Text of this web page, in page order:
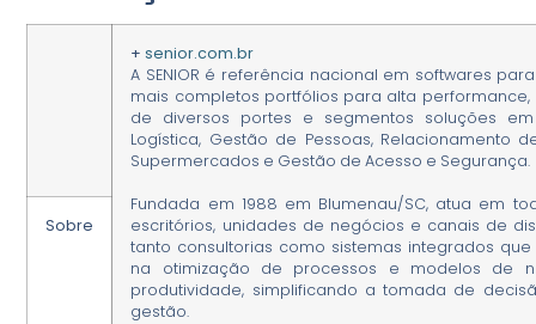
+senior.com.br
A SENIOR é referência nacional em softwares
mais completos portfólios para alta
de diversos portes e segmentos soluções em
Logística, Gestão de Pessoas, Relacionamento
Supermercados e Gestão de Acesso e Segurança.
Fundada em 1988 em Blumenau/SC, atua em
escritórios, unidades de negócios e canais de
tanto consultorias como sistemas integrados
na otimização de processos e modelos de
produtividade, simplificando a tomada de
gestão.
Sobre